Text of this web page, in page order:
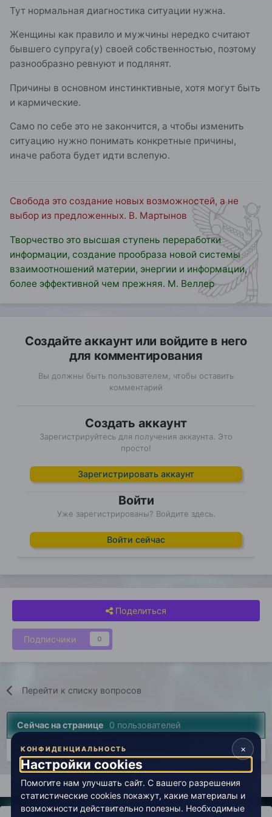
Тут нормальная диагностика ситуации нужна.
Женщины как правило и мужчины нередко считают
бывшего супруга(у) своей собственностью, поэтому
разнообразно ревнуют и подлянят.
Причины в основном инстинктивные, хотя могут быть
и кармические.
Само по себе это не закончится, а чтобы изменить
ситуацию нужно понимать конкретные причины,
иначе работа будет идти вслепую.
Свобода это создание новых возможностей, а не
выбор из предложенных. В. Мартынов
Творчество это высшая ступень переработки
информации, создание прообраза новой системы
взаимоотношений материи, энергии и информации,
более эффективной чем прежняя. М. Веллер
Создайте аккаунт или войдите в него
для комментирования
Вы должны быть пользователем, чтобы оставить
комментарий
Создать аккаунт
Зарегистрируйтесь для получения аккаунта. Это
просто!
Зарегистрировать аккаунт
Войти
Уже зарегистрированы? Войдите здесь.
Войти сейчас
Поделиться
Подписчики 0
Перейти к списку вопросов
Сейчас на странице 0 пользователей
Нет пользователей, просматривающих эту страницу.
Главная Врата в эзотерику Помощь От меня все бегут
×
КОНФИДЕНЦИАЛЬНОСТЬ
Настройки cookies
Помогите нам улучшать сайт. С вашего разрешения
статистические cookies покажут, какие материалы и
возможности действительно полезны. Необходимые